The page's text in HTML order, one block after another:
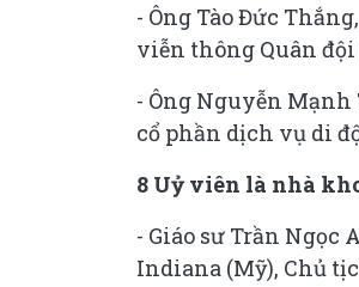
- Ông Tào Đức
viễn thông Quân
- Ông Nguyễn
cổ phần dịch vụ di
8 Uỷ viên là nhà
- Giáo sư Trần
Indiana (Mỹ), Chủ